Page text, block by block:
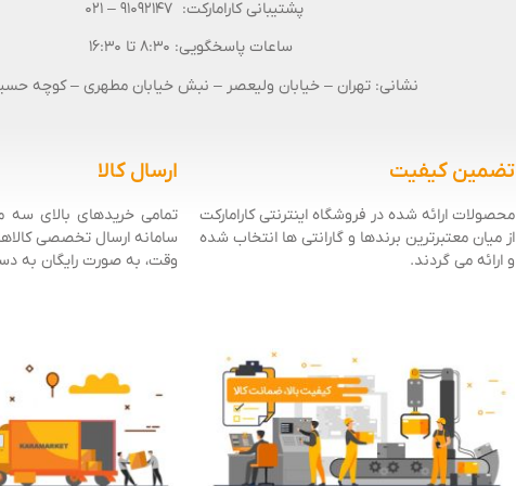
پشتیبانی کارامارکت: 91092147 – 021
ساعات پاسخگویی: 8:30 تا 16:30
نشانی: تهران – خیابان ولیعصر – نبش خیابان مطهری – کوچه
تضمین کیفیت
محصولات ارائه شده در فروشگاه اینترنتی کارامارکت
از میان معتبرترین برندها و گارانتی ها انتخاب شده
و ارائه می گردند.
ارسال کالا
تمامی خریدهای بالای سه
سامانه ارسال تخصصی
وقت، به صورت رایگان به